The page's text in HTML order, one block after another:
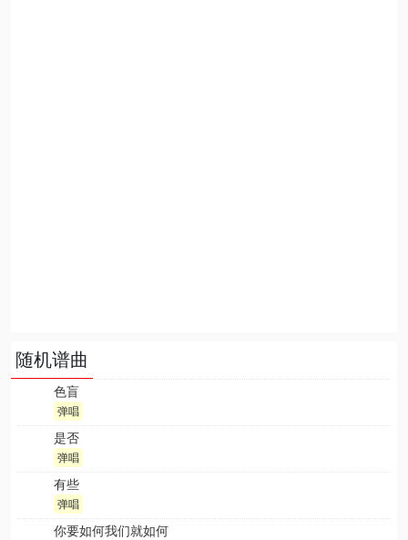
随机谱曲
色盲
弹唱
是否
弹唱
有些
弹唱
你要如何我们就如何